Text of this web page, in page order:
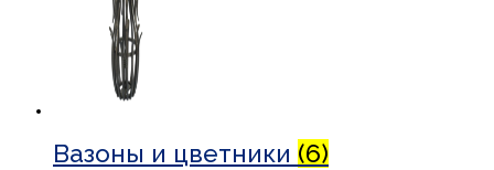
Вазоны и цветники (6)